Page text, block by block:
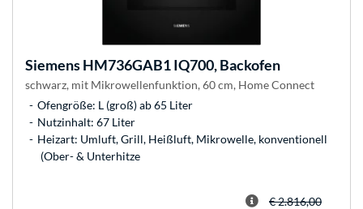
SiemensHM736GAB1 IQ700, Backofen
schwarz, mit Mikrowellenfunktion, 60 cm, Home Connect
Ofengröße: L (groß) ab 65 Liter
Nutzinhalt: 67 Liter
Heizart: Umluft, Grill, Heißluft, Mikrowelle, konventionell
(Ober- & Unterhitze
€ 2.816,00